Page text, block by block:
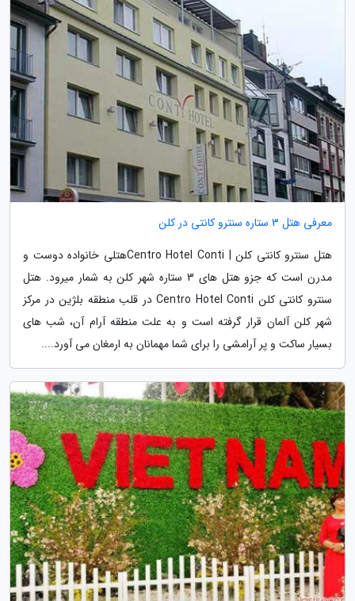
معرفی هتل 3 ستاره سنترو کانتی در کلن
هتل سنترو کانتی کلن | Centro Hotel Contiهتلی خانواده دوست و
مدرن است که جزو هتل های 3 ستاره شهر کلن به شمار میرود. هتل
سنترو کانتی کلن Centro Hotel Conti در قلب منطقه بلژین در مرکز
شهر کلن آلمان قرار گرفته است و به علت منطقه آرام آن، شب های
بسیار ساکت و پر آرامشی را برای شما مهمانان به ارمغان می آورد....